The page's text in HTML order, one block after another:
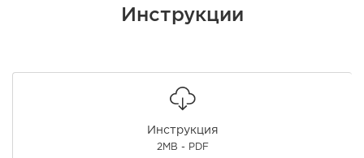
Инструкции
Инструкция
2MB - PDF